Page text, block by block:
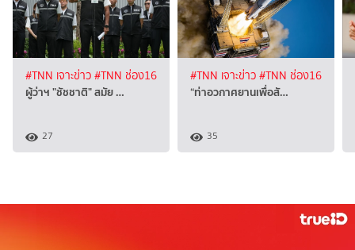
#TNN เจาะข่าว#TNN ช่อง16
ผู้ว่าฯ "ชัชชาติ" สมัย …
27
#TNN เจาะข่าว#TNN ช่อง16
“ท่าอวกาศยานเพื่อสั…
35